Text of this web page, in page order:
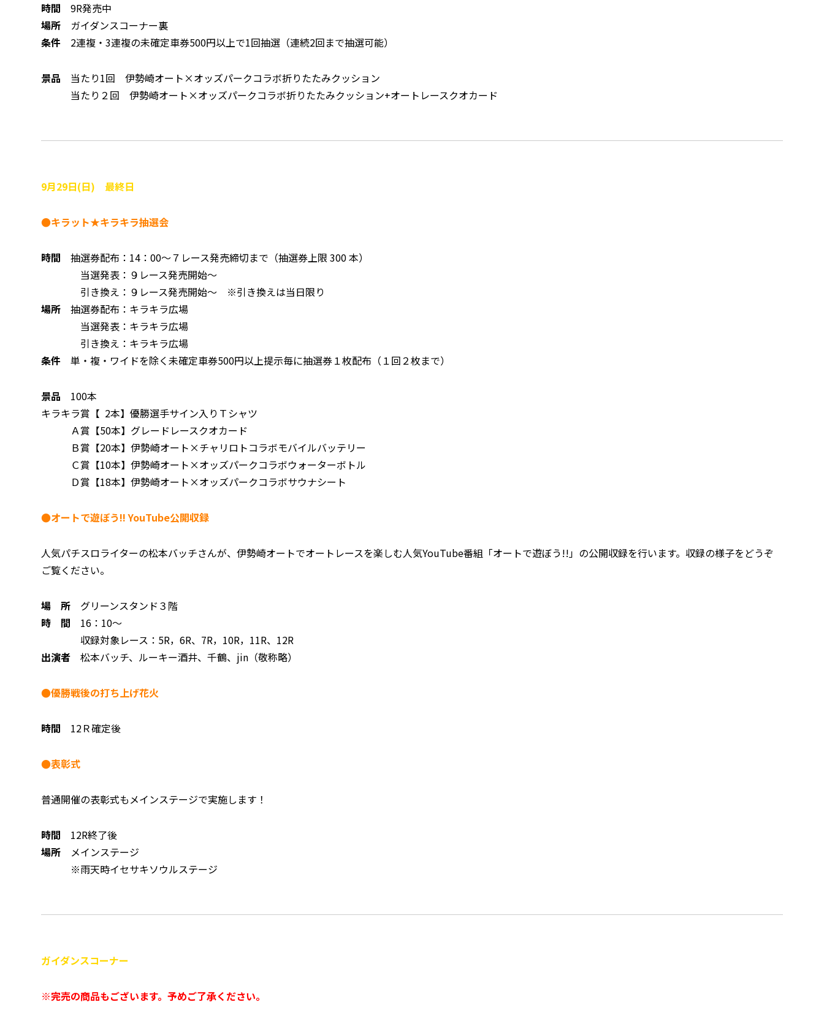
時間 9R発売中
場所 ガイダンスコーナー裏
条件 2連複・3連複の未確定車券500円以上で1回抽選（連続2回まで抽選可能）
景品 当たり1回 伊勢崎オート×オッズパークコラボ折りたたみクッション
当たり２回 伊勢崎オート×オッズパークコラボ折りたたみクッション+オートレースクオカード
9月29日(日) 最終日
●キラット★キラキラ抽選会
時間 抽選券配布：14：00～７レース発売締切まで（抽選券上限 300 本）
当選発表：９レース発売開始～
引き換え：９レース発売開始～ ※引き換えは当日限り
場所 抽選券配布：キラキラ広場
当選発表：キラキラ広場
引き換え：キラキラ広場
条件 単・複・ワイドを除く未確定車券500円以上提示毎に抽選券１枚配布（１回２枚まで）
景品 100本
キラキラ賞【 2本】優勝選手サイン入りＴシャツ
Ａ賞【50本】グレードレースクオカード
Ｂ賞【20本】伊勢崎オート×チャリロトコラボモバイルバッテリー
Ｃ賞【10本】伊勢崎オート×オッズパークコラボウォーターボトル
Ｄ賞【18本】伊勢崎オート×オッズパークコラボサウナシート
●オートで遊ぼう!! YouTube公開収録
人気パチスロライターの松本バッチさんが、伊勢崎オートでオートレースを楽しむ人気YouTube番組「オートで遊ぼう!!」の公開収録を行います。収録の様子をどうぞ
ご覧ください。
場 所 グリーンスタンド３階
時 間 16：10～
収録対象レース：5R，6R、7R，10R，11R、12R
出演者 松本バッチ、ルーキー酒井、千鶴、jin（敬称略）
●優勝戦後の打ち上げ花火
時間 12Ｒ確定後
●表彰式
普通開催の表彰式もメインステージで実施します！
時間 12R終了後
場所 メインステージ
※雨天時イセサキソウルステージ
ガイダンスコーナー
※完売の商品もございます。予めご了承ください。